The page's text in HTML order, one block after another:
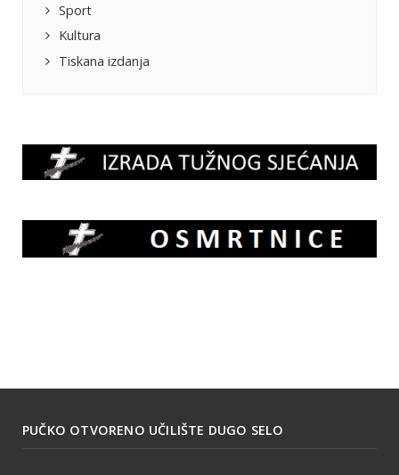
Sport
Kultura
Tiskana izdanja
PUČKO OTVORENO UČILIŠTE DUGO SELO